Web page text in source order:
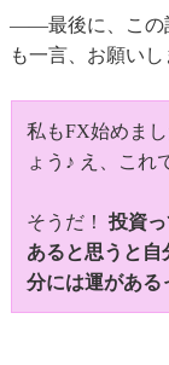
――最後に、この
も一言、お願いし
私もFX始めま
ょう♪ え、これ
そうだ！ 投資
あると思うと自
分には運がある